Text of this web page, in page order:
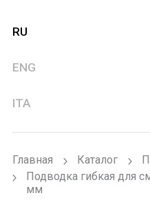
RU
ENG
ITA
Главная Каталог
Подводка гибкая для
мм